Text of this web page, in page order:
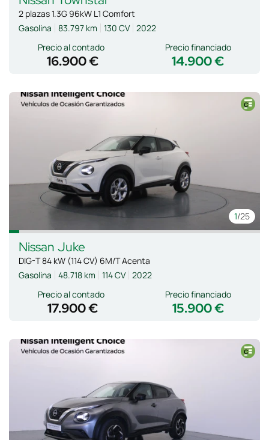
2 plazas 1.3G 96kW L1 Comfort
Gasolina
83.797 km 130 CV 2022
Precio al contado
16.900 € 14.900 €
Precio financiado
1/25
Nissan Juke
DIG-T 84 kW (114 CV) 6M/T Acenta
Gasolina
48.718 km 114 CV 2022
Precio al contado
17.900 € 15.900 €
Precio financiado